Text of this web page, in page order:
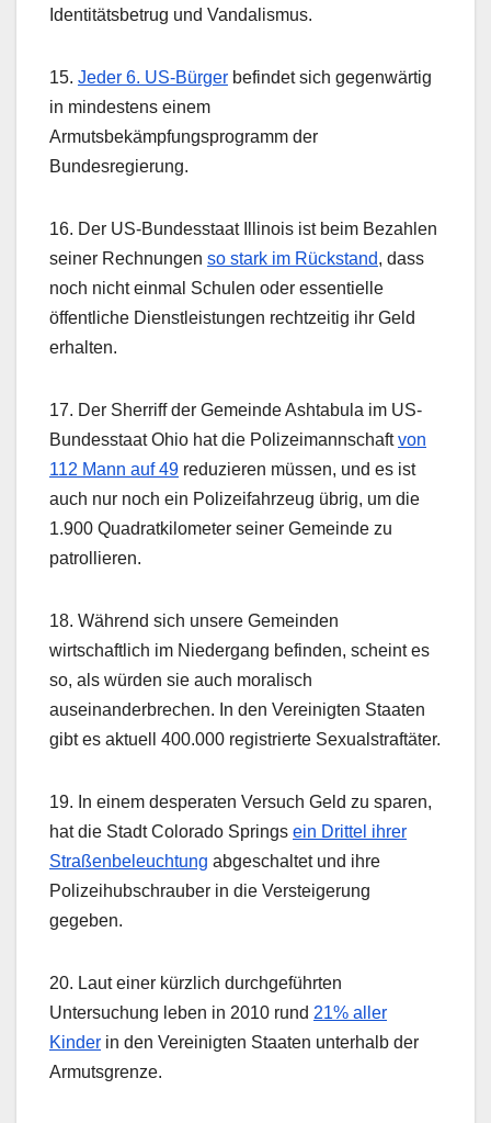
Identitätsbetrug und Vandalismus.
15. Jeder 6. US-Bürger befindet sich gegenwärtig
in mindestens einem
Armutsbekämpfungsprogramm der
Bundesregierung.
16. Der US-Bundesstaat Illinois ist beim Bezahlen
seiner Rechnungen so stark im Rückstand, dass
noch nicht einmal Schulen oder essentielle
öffentliche Dienstleistungen rechtzeitig ihr Geld
erhalten.
17. Der Sherriff der Gemeinde Ashtabula im US-
Bundesstaat Ohio hat die Polizeimannschaftvon
112 Mann auf 49 reduzieren müssen, und es ist
auch nur noch ein Polizeifahrzeug übrig, um die
1.900 Quadratkilometer seiner Gemeinde zu
patrollieren.
18. Während sich unsere Gemeinden
wirtschaftlich im Niedergang befinden, scheint es
so, als würden sie auch moralisch
auseinanderbrechen. In den Vereinigten Staaten
gibt es aktuell 400.000 registrierte Sexualstraftäter.
19. In einem desperaten Versuch Geld zu sparen,
hat die Stadt Colorado Springs ein Drittel ihrer
Straßenbeleuchtung abgeschaltet und ihre
Polizeihubschrauber in die Versteigerung
gegeben.
20. Laut einer kürzlich durchgeführten
Untersuchung leben in 2010 rund 21% aller
Kinder in den Vereinigten Staaten unterhalb der
Armutsgrenze.